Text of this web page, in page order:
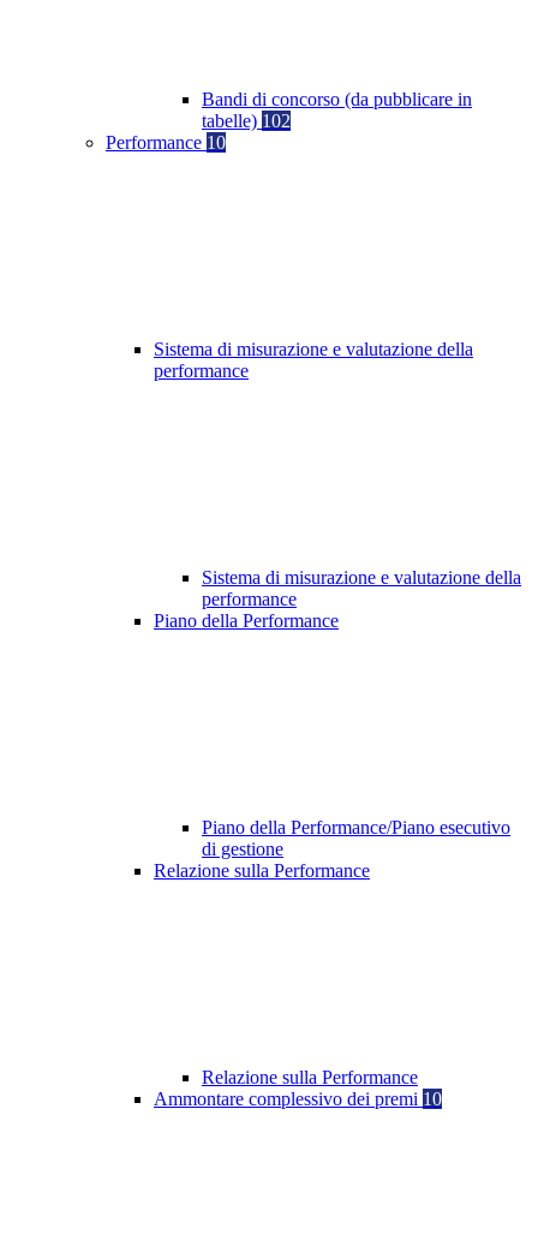
Bandi di concorso (da pubblicare in
tabelle) 102
Performance 10
Sistema di misurazione e valutazione della
performance
Sistema di misurazione e valutazione della
performance
Piano della Performance
Piano della Performance/Piano esecutivo
di gestione
Relazione sulla Performance
Relazione sulla Performance
Ammontare complessivo dei premi 10